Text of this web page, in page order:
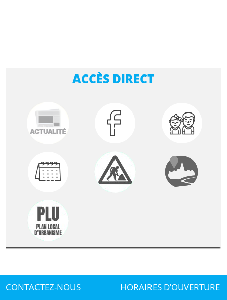
ACCÈS DIRECT
CONTACTEZ-NOUS HORAIRES D’OUVERTURE